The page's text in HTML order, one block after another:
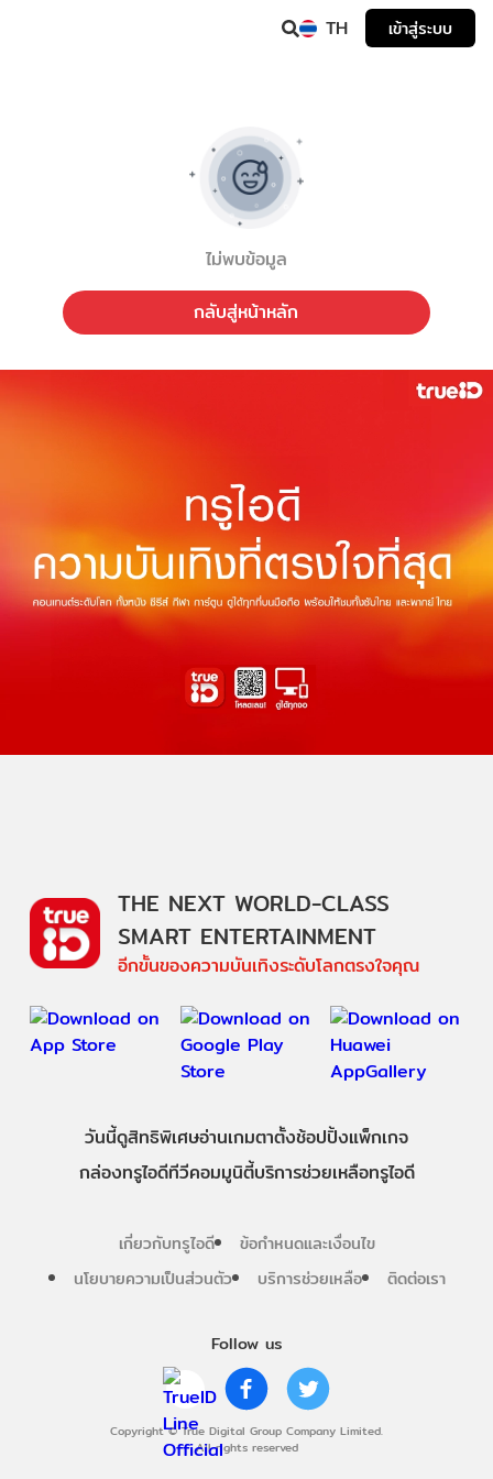
TH เข้าสู่ระบบ
ไม่พบข้อมูล
กลับสู่หน้าหลัก
Follow us
Copyright © True Digital Group Company Limited.
All rights reserved
THE NEXT WORLD-CLASS
SMART ENTERTAINMENT
อีกขั้นของความบันเทิงระดับโลกตรงใจคุณ
วันนี้ดูสิทธิพิเศษอ่านเกมตาตั้งช้อปปิ้งแพ็กเกจ
กล่องทรูไอดีทีวีคอมมูนิตี้บริการช่วยเหลือทรูไอดี
เกี่ยวกับทรูไอดี
ข้อกำหนดและเงื่อนไข
นโยบายความเป็นส่วนตัว
บริการช่วยเหลือ ติดต่อเรา